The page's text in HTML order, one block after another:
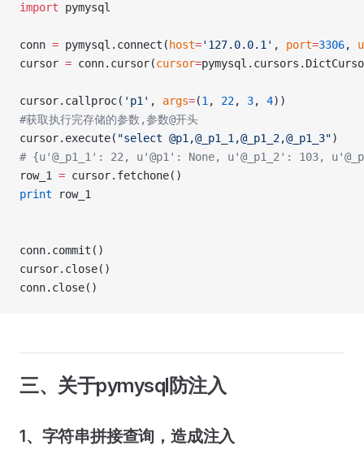
import pymysql
conn = pymysql.connect( host='127.0.0.1' , port=3306,
cursor = conn.cursor(cursor=
cursor.callproc( 'p1' , args=(1 , 22, 3, 4))
#获取执行完存储的参数,参数@开头
cursor.execute( "select @p1,@_p1_1,@_p1_2,@_p1_3")
# {u'@_p1_1': 22, u'@p1': None, u'@_p1_2': 103,
row_1 = cursor.fetchone()
print row_1
conn.commit()
cursor.close()
conn.close()
三、关于pymysql防注入
1、字符串拼接查询，造成注入